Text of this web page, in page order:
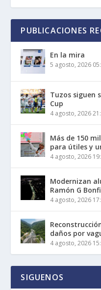
PUBLICACIONES
En la mira
5 agosto, 2026
Tuzos siguen
Cup
4 agosto, 2026
Más de 150
para útiles y
4 agosto, 2026
Modernizan
Ramón G
4 agosto, 2026
daños por
4 agosto, 2026
SIGUENOS